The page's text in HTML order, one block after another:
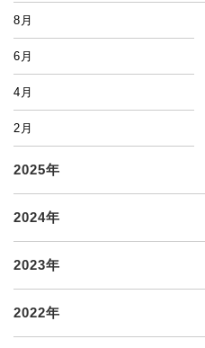
8月
6月
4月
2月
2025年
2024年
2023年
2022年